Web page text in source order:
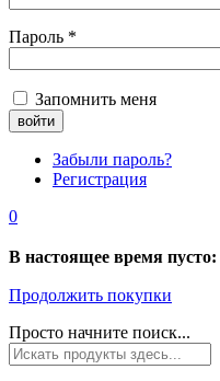
Пароль *
Запомнить меня
Забыли пароль?
Регистрация
0
В настоящее время пусто:
Продолжить покупки
Просто начните поиск...